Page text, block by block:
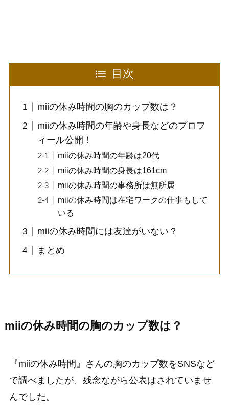
目次
miiの休み時間の胸のカップ数は？
miiの休み時間の年齢や身長などのプロフ
ィール公開！
miiの休み時間の年齢は20代
miiの休み時間の身長は161cm
miiの休み時間の事務所は無所属
miiの休み時間は在宅ワークの仕事もして
いる
miiの休み時間には友達がいない？
まとめ
miiの休み時間の胸のカップ数は？
『miiの休み時間』さんの胸のカップ数をSNSなど
で調べましたが、残念ながら公表はされていませ
んでした。